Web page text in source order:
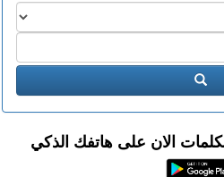
الان على هاتفك الذكي